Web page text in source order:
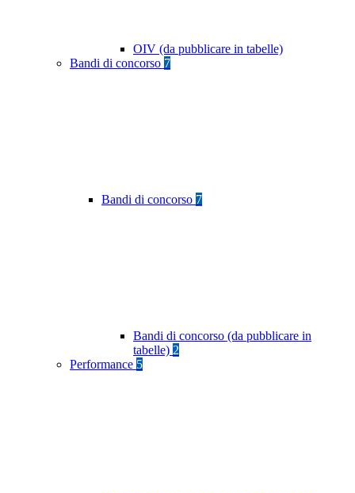
OIV (da pubblicare in tabelle)
Bandi di concorso 7
Bandi di concorso 7
Bandi di concorso (da pubblicare in
tabelle) 2
Performance 5